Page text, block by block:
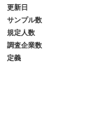
更新日
サンプル数
規定人数
調査企業数
定義